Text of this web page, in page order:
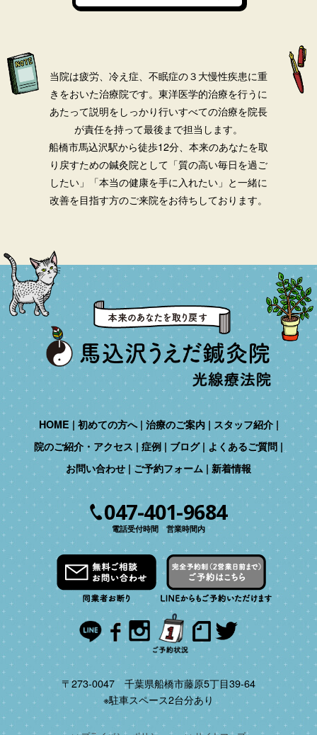
当院は疲労、冷え症、不眠症の３大慢性疾患に重
きをおいた治療院です。 東洋医学的治療を行うに
あたって説明をしっかり行いすべての治療を院長
が責任を持って最後まで担当します。
船橋市馬込沢駅から徒歩12分、本来のあなたを取
り戻すための鍼灸院として「質の高い毎日を過ご
したい」「本当の健康を手に入れたい」と一緒に
改善を目指す方のご来院をお待ちしております。
HOME 初めての方へ 治療のご案内
スタッフ紹介
院のご紹介・アクセス
症例 ブログ
よくあるご質問
お問い合わせ ご予約フォーム 新着情報
047-401-9684
電話受付時間 営業時間内
〒273-0047 千葉県船橋市藤原5丁目39-64
※駐車スペース2台分あり